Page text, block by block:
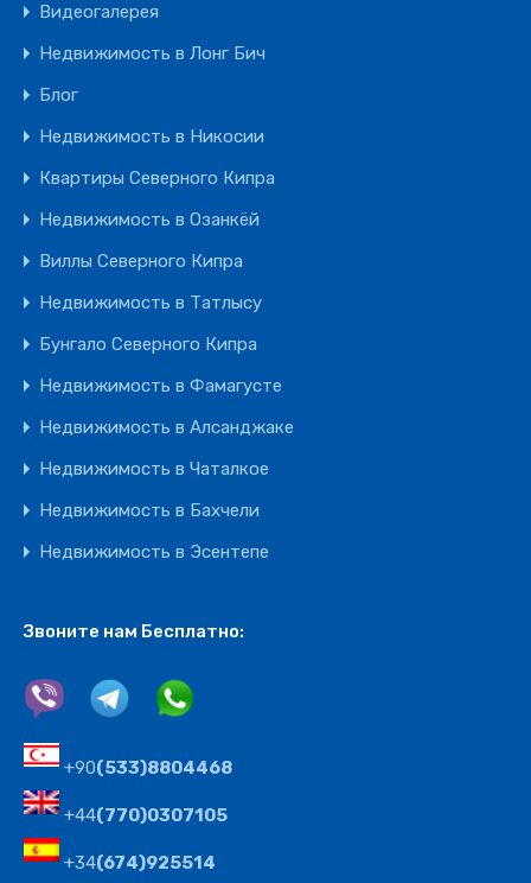
Видеогалерея
Недвижимость в Лонг Бич
Блог
Недвижимость в Никосии
Квартиры Северного Кипра
Недвижимость в Озанкёй
Виллы Северного Кипра
Недвижимость в Татлысу
Бунгало Северного Кипра
Недвижимость в Фамагусте
Недвижимость в Алсанджаке
Недвижимость в Чаталкое
Недвижимость в Бахчели
Недвижимость в Эсентепе
Звоните нам Бесплатно:
+90(533)8804468
+44(770)0307105
+34(674)925514